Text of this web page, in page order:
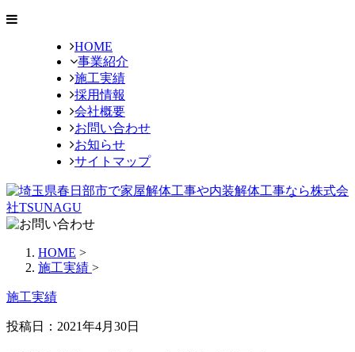
HOME
事業紹介
施工実績
採用情報
会社概要
お問い合わせ
お知らせ
サイトマップ
HOME >
施工実績 >
施工実績
投稿日：2021年4月30日